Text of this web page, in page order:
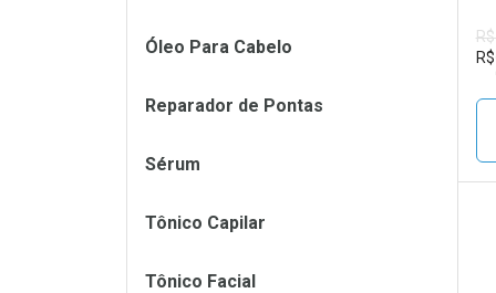
R$
Óleo Para Cabelo
Reparador de Pontas
Sérum
Tônico Capilar
Tônico Facial